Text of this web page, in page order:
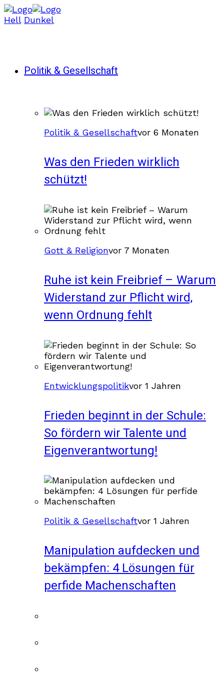
Hell Dunkel
Politik & Gesellschaft
Politik & Gesellschaftvor 6 Monaten
Was den Frieden wirklich
schützt!
Gott & Religionvor 7 Monaten
Ruhe ist kein Freibrief – Warum
Widerstand zur Pflicht wird,
wenn Ordnung fehlt
Entwicklungspolitikvor 1 Jahren
Frieden beginnt in der Schule:
So fördern wir Talente und
Eigenverantwortung!
Politik & Gesellschaftvor 1 Jahren
Manipulation aufdecken und
bekämpfen: 4 Lösungen für
perfide Machenschaften